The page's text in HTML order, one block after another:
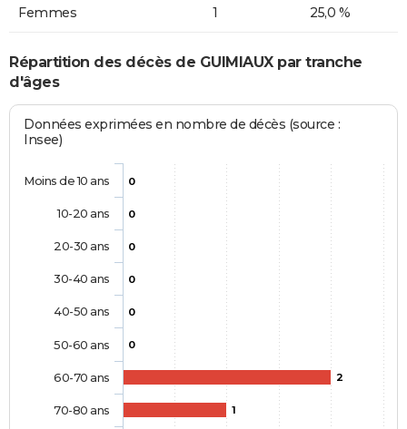
Femmes 1 25,0 %
Répartition des décès de GUIMIAUX par tranche
d'âges
Données exprimées en nombre de décès (source :
Insee)
0
0
0
0
0
0
2
1
Moins de 10 ans
10-20 ans
20-30 ans
30-40 ans
40-50 ans
50-60 ans
60-70 ans
70-80 ans